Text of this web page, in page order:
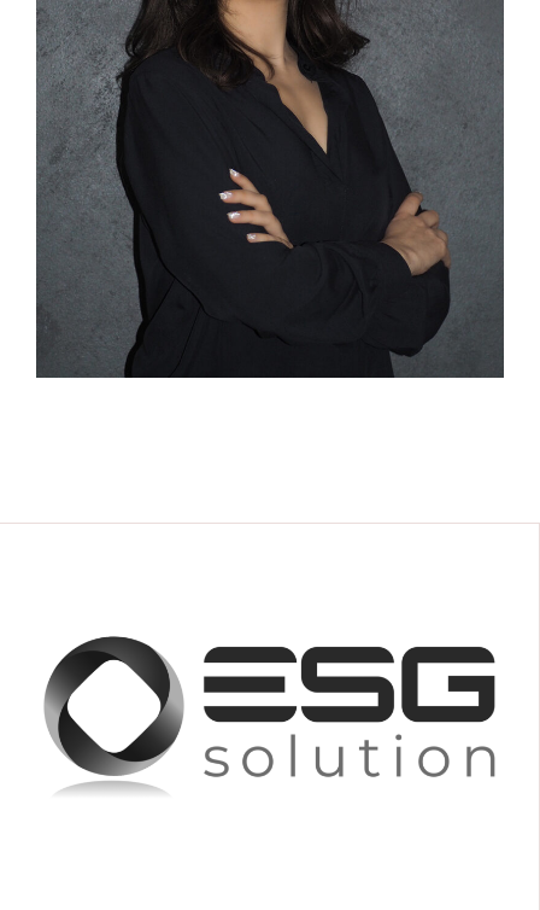
CONTROLLO CON UN DOUBLE DEGREE IN
INTERNATIONAL MANAGEMENT PRESSO L’ESC
CLERMONT GRADUATE SCHOOL OF
MANAGEMENT IN FRANCIA
D'IMPRESA